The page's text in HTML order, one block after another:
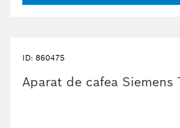
ID: 860475
Aparat de cafea Siemens